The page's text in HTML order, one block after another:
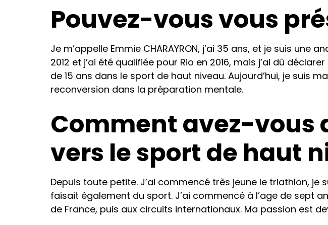
Pouvez-vous vous
Je m’appelle Emmie CHARAYRON, j’ai 35 ans, et je suis
2012 et j’ai été qualifiée pour Rio en 2016, mais j’ai dû
de 15 ans dans le sport de haut niveau. Aujourd’hui, je suis
reconversion dans la préparation mentale.
Comment avez-vous
vers le sport de haut
Depuis toute petite. J’ai commencé très jeune le triathlon,
faisait également du sport. J’ai commencé à l’age de sept
de France, puis aux circuits internationaux. Ma passion est